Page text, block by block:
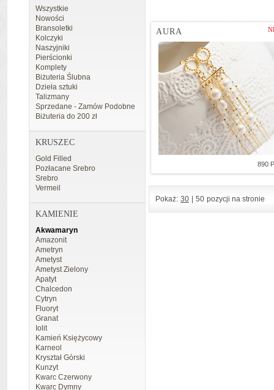
Wszystkie
Nowości
Bransoletki
Kolczyki
Naszyjniki
Pierścionki
Komplety
Biżuteria Ślubna
Dzieła sztuki
Talizmany
Sprzedane - Zamów Podobne
Biżuteria do 200 zł
KRUSZEC
Gold Filled
Pozłacane Srebro
Srebro
Vermeil
KAMIENIE
Akwamaryn
Amazonit
Ametryn
Ametyst
Ametyst Zielony
Apatyt
Chalcedon
Cytryn
Fluoryt
Granat
Iolit
Kamień Księżycowy
Karneol
Kryształ Górski
Kunzyt
Kwarc Czerwony
Kwarc Dymny
AURA
890
Pokaż: 30 50 pozycji na stronie